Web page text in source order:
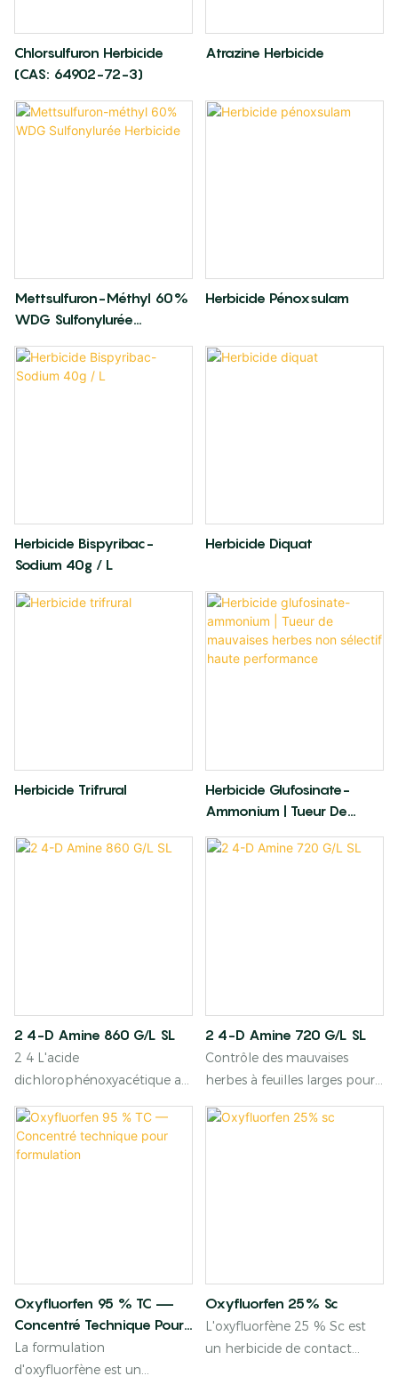
Chlorsulfuron Herbicide
(CAS: 64902-72-3)
Atrazine Herbicide
Mettsulfuron-Méthyl 60%
WDG Sulfonylurée
Herbicide Pénoxsulam
Herbicide Bispyribac-
Sodium 40g / L
Herbicide Diquat
Herbicide Trifrural
Herbicide Glufosinate-
Ammonium | Tueur De
Sélectif Haute Performance
2 4-D Amine 860 G/L SL
2 4 L'acide
dichlorophénoxyacétique a
un double usage, il peut être
utilisé comme herbicide et
régulateur de croissance des
2 4-D Amine 720 G/L SL
Contrôle des mauvaises
herbes à feuilles larges pour
les cultures et pâturages
Oxyfluorfen 95 % TC —
Concentré Technique Pour
Formulation
La formulation
d'oxyfluorfène est un
Oxyfluorfen 25% Sc
L'oxyfluorfène 25 % Sc est
un herbicide de contact